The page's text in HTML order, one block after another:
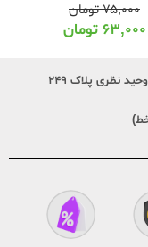
۷۵,۰۰۰تومان
۶۳,۰۰۰ تومان